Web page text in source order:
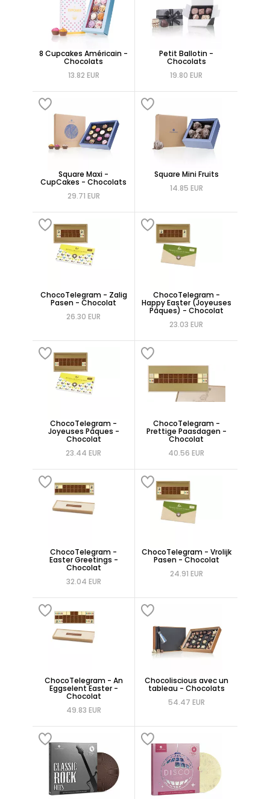
8 Cupcakes Américain -
Chocolats
13.82 EUR
Petit Ballotin -
Chocolats
19.80 EUR
Square Maxi -
CupCakes - Chocolats
29.71 EUR
Square Mini Fruits
14.85 EUR
ChocoTelegram - Zalig
Pasen - Chocolat
26.30 EUR
ChocoTelegram -
Happy Easter (Joyeuses
Pâques) - Chocolat
23.03 EUR
ChocoTelegram -
Joyeuses Pâques -
Chocolat
23.44 EUR
ChocoTelegram -
Prettige Paasdagen -
Chocolat
40.56 EUR
ChocoTelegram -
Easter Greetings -
Chocolat
32.04 EUR
ChocoTelegram - Vrolijk
Pasen - Chocolat
24.91 EUR
ChocoTelegram - An
Eggselent Easter -
Chocolat
49.83 EUR
Chocoliscious avec un
tableau - Chocolats
54.47 EUR